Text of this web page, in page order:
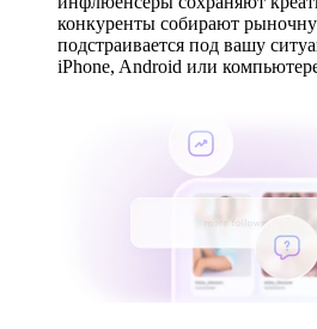
конкуренты собирают
подстраивается под вашу
iPhone, Android или